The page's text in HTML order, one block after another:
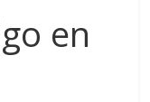
en